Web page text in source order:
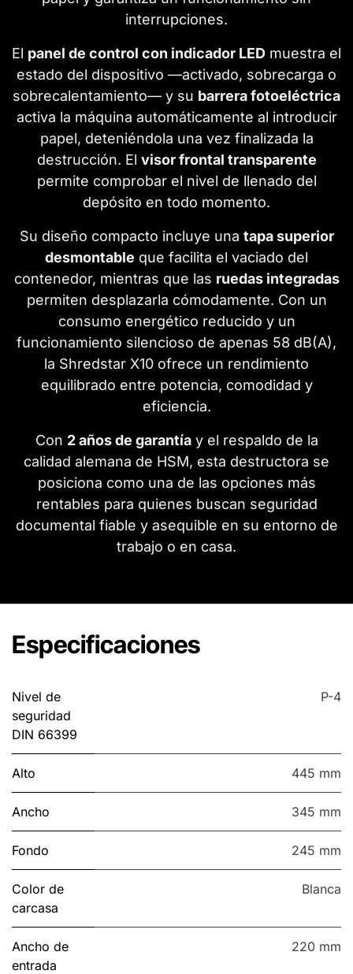
interrupciones.
El panel de control con indicador LED muestra el
estado del dispositivo —activado, sobrecarga o
sobrecalentamiento— y su barrera fotoeléctrica
activa la máquina automáticamente al introducir
papel, deteniéndola una vez finalizada la
destrucción. El visor frontal transparente
permite comprobar el nivel de llenado del
depósito en todo momento.
Su diseño compacto incluye una tapa superior
desmontable que facilita el vaciado del
contenedor, mientras que las ruedas integradas
permiten desplazarla cómodamente. Con un
consumo energético reducido y un
funcionamiento silencioso de apenas 58 dB(A),
la Shredstar X10 ofrece un rendimiento
equilibrado entre potencia, comodidad y
eficiencia.
Con 2 años de garantíay el respaldo de la
calidad alemana de HSM, esta destructora se
posiciona como una de las opciones más
rentables para quienes buscan seguridad
documental fiable y asequible en su entorno de
trabajo o en casa.
Especificaciones
Nivel de
seguridad
DIN 66399
P-4
Alto 445 mm
Ancho 345 mm
Fondo 245 mm
Color de
carcasa
Blanca
Ancho de
entrada
220 mm